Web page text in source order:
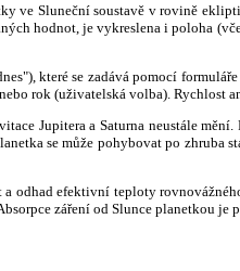
ve Sluneční soustavě v rovině
hodnot, je vykreslena i poloha
které se zadává pomocí
rok (uživatelská volba). Rychlost
Jupitera a Saturna neustále
se může pohybovat po
odhad efektivní teploty
záření od Slunce planetkou je